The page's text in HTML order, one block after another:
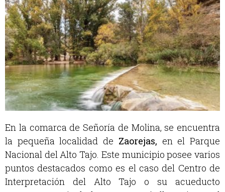
En la comarca de Señoría de Molina, se encuentra
la pequeña localidad de Zaorejas, en el Parque
Nacional del Alto Tajo. Este municipio posee varios
puntos destacados como es el caso del Centro de
Interpretación del Alto Tajo o su acueducto